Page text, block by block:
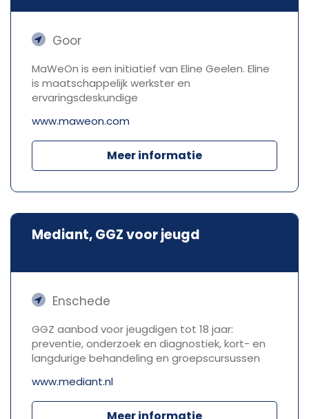
Goor
MaWeOn is een initiatief van Eline Geelen. Eline
is maatschappelijk werkster en
ervaringsdeskundige
www.maweon.com
Meer informatie
Mediant, GGZ voor jeugd
Enschede
GGZ aanbod voor jeugdigen tot 18 jaar:
preventie, onderzoek en diagnostiek, kort- en
langdurige behandeling en groepscursussen
www.mediant.nl
Meer informatie